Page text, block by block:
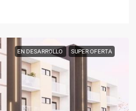
EN DESARROLLO SUPER OFERTA